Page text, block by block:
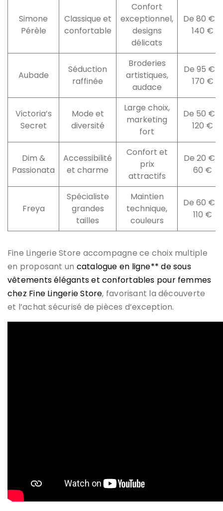
Simone
Pérèle
Classique et
confortable
Confort
exceptionnel,
designs
délicats
De 80 € à
140 €
Aubade
Séduction
raffinée
Broderies
artistiques,
audace
De 95 € à
170 €
Victoria’s
Secret
Mode et
diversité
Large choix,
marketing
fort
De 50 € à
120 €
Dim &
Passionata
Accessibilité
et charme
Confort et
prix
attractifs
De 20 € à
60 €
Freya
Spécialiste
grandes
tailles
Maintien
technique,
couleurs
De 60 € à
110 €
Fine Lingerie Store accompagne ce choix multiple
en proposant un catalogue en ligne** de sous
vêtements élégants et confortables pour femmes
chez Fine Lingerie Store, favorisant la découverte
et l’achat sécurisé de pièces d’exception.